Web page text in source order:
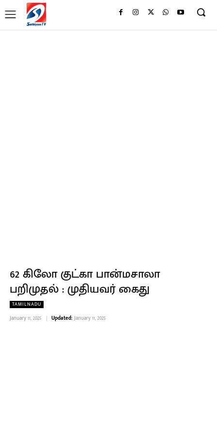
62 கிலோ குட்கா பான்மசாலா
பறிமுதல் : முதியவர் கைது
TAMILNADU
January 11, 2025 Updated: January 11, 2025